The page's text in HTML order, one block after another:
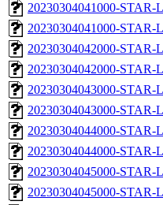
20230304041000-
20230304041000-STAR-
20230304042000-
20230304042000-STAR-
20230304043000-
20230304043000-STAR-
20230304044000-
20230304044000-STAR-
20230304045000-
20230304045000-STAR-